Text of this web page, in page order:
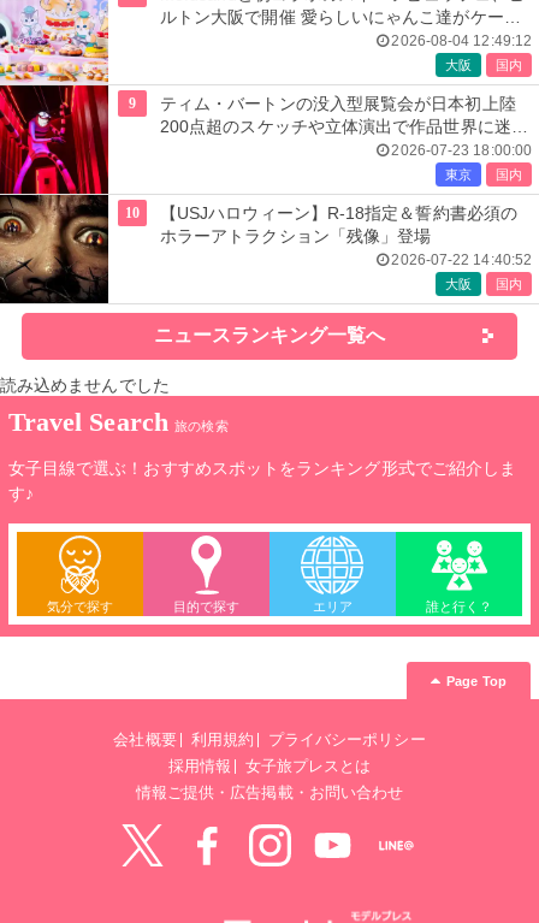
ルトン大阪で開催 愛らしいにゃんこ達がケーキ
2026-08-04 12:49:12
大阪 国内
9
ティム・バートンの没入型展覧会が日本初上陸
200点超のスケッチや立体演出で作品世界に迷い
2026-07-23 18:00:00
東京 国内
10
【USJハロウィーン】R-18指定＆誓約書必須の
ホラーアトラクション「残像」登場
2026-07-22 14:40:52
大阪 国内
ニュースランキング一覧へ
読み込めませんでした
Travel Search 旅の検索
女子目線で選ぶ！おすすめスポットをランキング形式でご紹介しま
す♪
気分で探す 目的で探す エリア 誰と行く？
Page Top
会社概要 利用規約
プライバシーポリシー
採用情報
女子旅プレスとは
情報ご提供・広告掲載・お問い合わせ